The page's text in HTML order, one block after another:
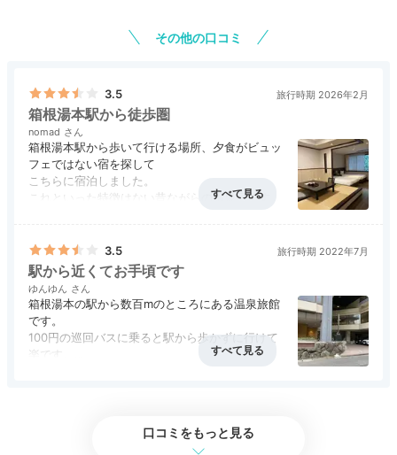
荷物と車を置いたら、周辺をぶらり。お土産屋さんや飲
歩10分程で行くことができますよ。須雲川や早川の風
景を楽しみながら、のんびり散歩を楽しんで。
tekito_saiko
した。また、宿のラウンジでコーヒーが飲み放題だったのも嬉しか
ったです。
温泉＆サウナで
その他の口コミ
3.5 旅行時期 2026年2月
箱根湯本駅から徒歩圏
nomad
箱根湯本駅から歩いて行ける場所、夕食がビュッ
フェではない宿を探して
こちらに宿泊しました。
これといった特徴はない昔ながらの温泉宿ですが
めテーブルにセットされているものが多く、さら
に次から次へとお料理が運ばれてくるので、ちょ
っとせわしない感じが残念でした。
3.5 旅行時期 2022年7月
駅から近くてお手頃です
ゆんゆん
箱根湯本の駅から数百mのところにある温泉旅館
です。
100円の巡回バスに乗ると駅から歩かずに行けて
楽です。
きの飲み放題が安く提供されていて、その点も良
口コミをもっと見る